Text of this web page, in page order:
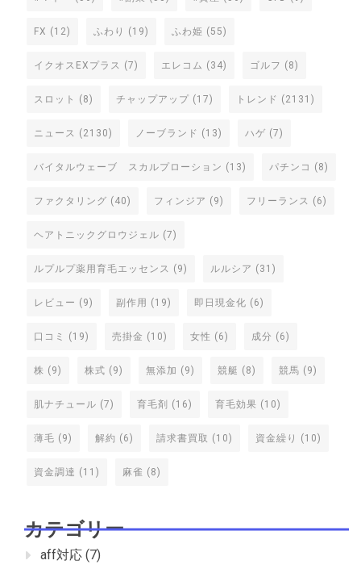
FX (12) ふわり (19) ふわ姫 (55)
イクオスEXプラス (7) エレコム (34) ゴルフ (8)
スロット (8) チャップアップ (17) トレンド (2131)
ニュース (2130) ノーブランド (13) ハゲ (7)
バイタルウェーブ スカルプローション (13) パチンコ (8)
ファクタリング (40) フィンジア (9) フリーランス (6)
ヘアトニックグロウジェル (7)
ルプルプ薬用育毛エッセンス (9) ルルシア (31)
レビュー (9) 副作用 (19) 即日現金化 (6)
口コミ (19) 売掛金 (10) 女性 (6) 成分 (6)
株 (9) 株式 (9) 無添加 (9) 競艇 (8) 競馬 (9)
肌ナチュール (7) 育毛剤 (16) 育毛効果 (10)
薄毛 (9) 解約 (6) 請求書買取 (10) 資金繰り (10)
資金調達 (11) 麻雀 (8)
カテゴリー
aff対応 (7)